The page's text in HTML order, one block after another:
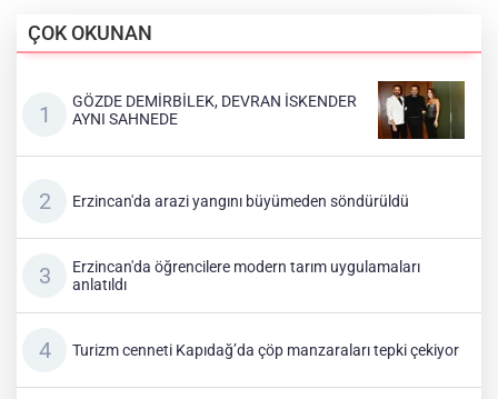
ÇOK OKUNAN
GÖZDE DEMİRBİLEK, DEVRAN İSKENDER
AYNI SAHNEDE
Erzincan'da arazi yangını büyümeden söndürüldü
Erzincan'da öğrencilere modern tarım uygulamaları
anlatıldı
Turizm cenneti Kapıdağ’da çöp manzaraları tepki çekiyor